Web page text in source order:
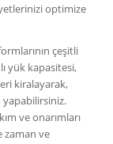
optimize
çeşitli
yük kapasitesi,
kiralayarak,
ve onarımları
zaman ve